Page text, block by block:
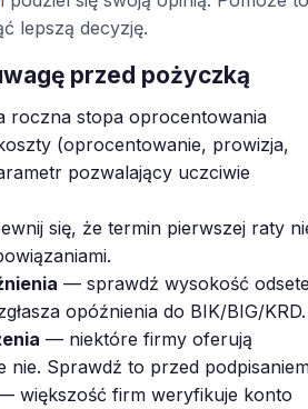
lepszą decyzję.
przed pożyczką
roczna stopa oprocentowania
(oprocentowanie, prowizja,
pozwalający uczciwie
się, że termin pierwszej raty
— sprawdź wysokość
opóźnienia do BIK/BIG/KRD.
— niektóre firmy oferują
nie. Sprawdź to przed
większość firm weryfikuje konto